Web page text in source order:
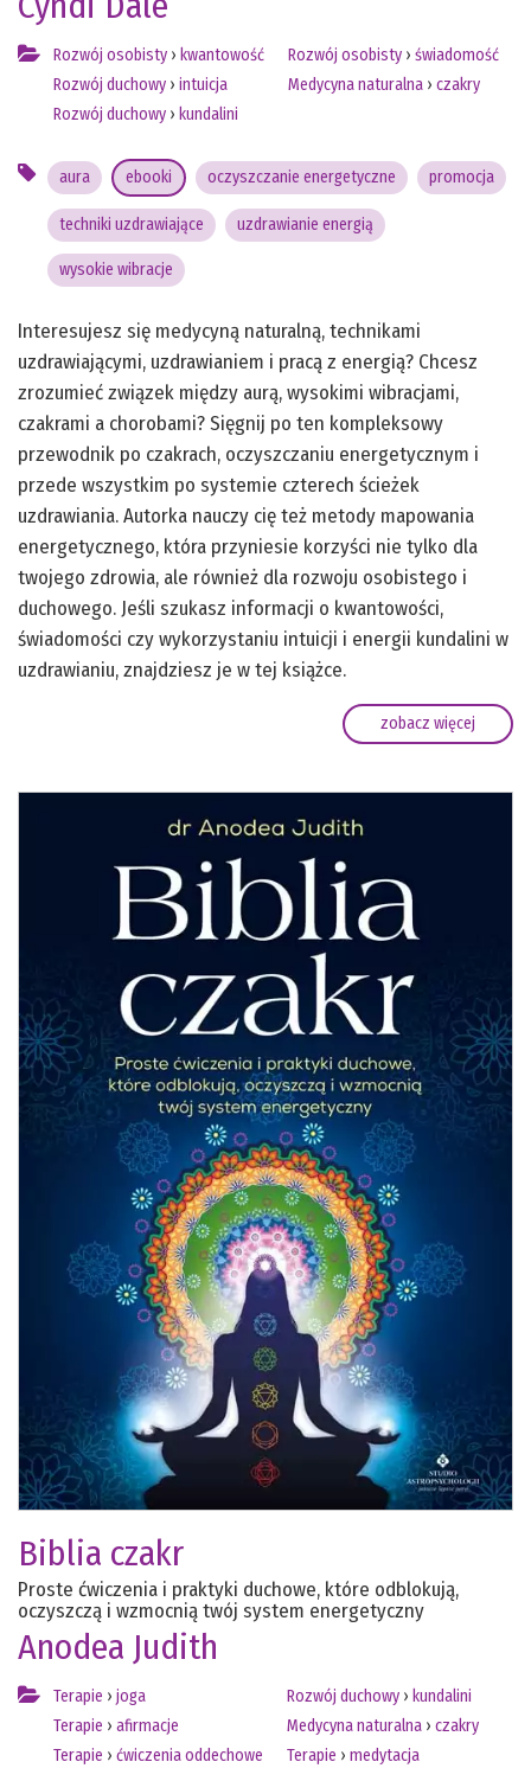
Rozwój osobisty › kwantowość
Rozwój duchowy › intuicja
Rozwój duchowy › kundalini
Rozwój osobisty › świadomość
Medycyna naturalna › czakry
aura ebooki oczyszczanie energetyczne promocja
techniki uzdrawiające uzdrawianie energią
wysokie wibracje
Interesujesz się medycyną naturalną, technikami
uzdrawiającymi, uzdrawianiem i pracą z energią? Chcesz
zrozumieć związek między aurą, wysokimi wibracjami,
czakrami a chorobami? Sięgnij po ten kompleksowy
przewodnik po czakrach, oczyszczaniu energetycznym i
przede wszystkim po systemie czterech ścieżek
uzdrawiania. Autorka nauczy cię też metody mapowania
energetycznego, która przyniesie korzyści nie tylko dla
twojego zdrowia, ale również dla rozwoju osobistego i
duchowego. Jeśli szukasz informacji o kwantowości,
świadomości czy wykorzystaniu intuicji i energii kundalini w
uzdrawianiu, znajdziesz je w tej książce.
zobacz więcej
Biblia czakr
Proste ćwiczenia i praktyki duchowe, które odblokują,
oczyszczą i wzmocnią twój system energetyczny
Anodea Judith
Terapie › joga
Terapie › afirmacje
Terapie › ćwiczenia oddechowe
Rozwój duchowy › kundalini
Medycyna naturalna › czakry
Terapie › medytacja